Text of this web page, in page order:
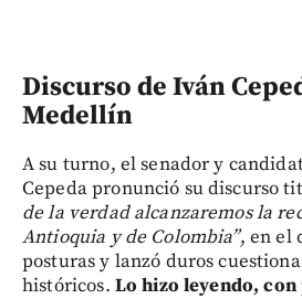
Discurso de Iván
Medellín
A su turno, el senador y
Cepeda pronunció su discurso
de la verdad alcanzaremos la
Antioquia y de Colombia”, en el
posturas y lanzó duros
históricos. Lo hizo leyendo, con